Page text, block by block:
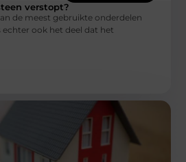
verstopt?
de meest gebruikte onderdelen
echter ook het deel dat het